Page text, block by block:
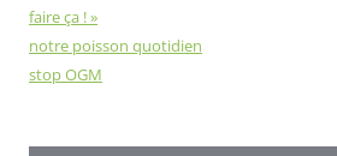
faire ça ! »
notre poisson quotidien
stop OGM